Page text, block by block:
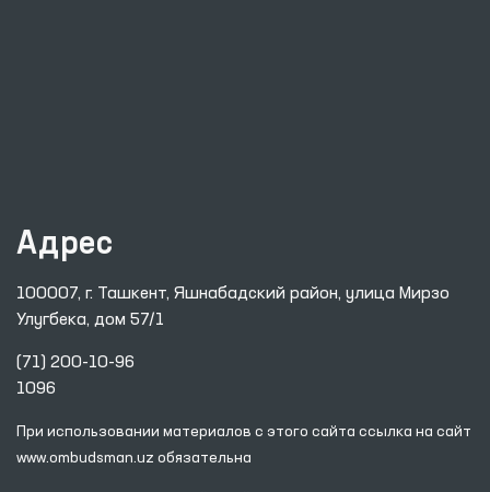
Адрес
100007, г. Ташкент, Яшнабадский район, улица Мирзо
Улугбека, дом 57/1
(71) 200-10-96
1096
При использовании материалов с этого сайта ссылка на сайт
www.ombudsman.uz обязательна